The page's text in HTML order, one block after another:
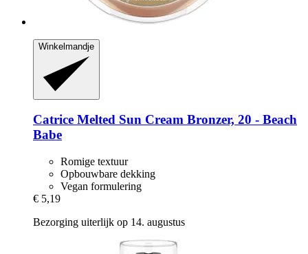
Winkelmandje
Catrice Melted Sun Cream Bronzer, 20 -​ Beach
Babe
Romige textuur
Opbouwbare dekking
Vegan formulering
€ 5,19
Bezorging uiterlijk op 14. augustus